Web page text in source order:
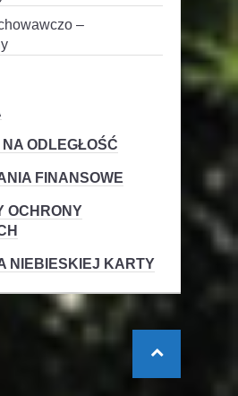
–
ODLEGŁOŚĆ
FINANSOWE
OCHRONY
NIEBIESKIEJ KARTY